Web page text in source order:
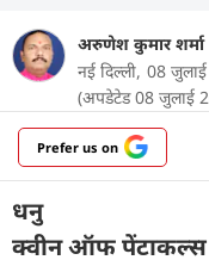
अरुणेश कुमार शर्मा
नई दिल्ली, 08
(अपडेटेड 08 जुलाई
Prefer us on
धनु
क्वीन ऑफ पेंटाकल्स